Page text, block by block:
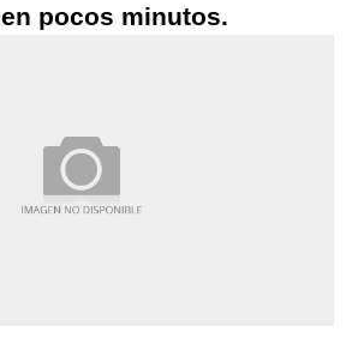
pocos minutos.